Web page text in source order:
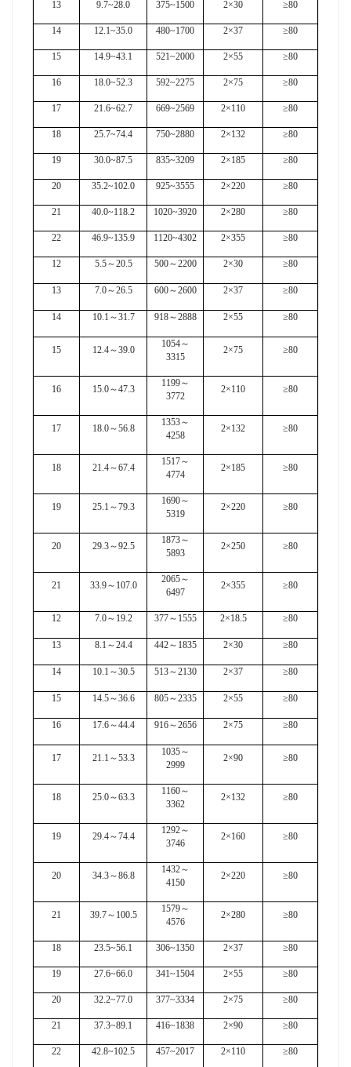
13 9.7~28.0 375~1500 2×30 ≥80
14 12.1~35.0 480~1700 2×37 ≥80
15 14.9~43.1 521~2000 2×55 ≥80
16 18.0~52.3 592~2275 2×75 ≥80
17 21.6~62.7 669~2569 2×110 ≥80
18 25.7~74.4 750~2880 2×132 ≥80
19 30.0~87.5 835~3209 2×185 ≥80
20 35.2~102.0 925~3555 2×220 ≥80
21 40.0~118.2 1020~3920 2×280 ≥80
22 46.9~135.9 1120~4302 2×355 ≥80
12 5.5～20.5 500～2200 2×30 ≥80
13 7.0～26.5 600～2600 2×37 ≥80
14 10.1 ～31.7 918～2888 2×55 ≥80
15 12.4～39.0
1054～
3315
2×75 ≥80
16 15.0～47.3
1199～
3772
2×110 ≥80
17 18.0～56.8
1353～
4258
2×132 ≥80
18 21.4～67.4
1517～
4774
2×185 ≥80
19 25.1 ～79.3
1690～
5319
2×220 ≥80
20 29.3～92.5
1873～
5893
2×250 ≥80
21 33.9～ 107.0
2065～
6497
2×355 ≥80
12 7.0～ 19.2 377～ 1555 2×18.5 ≥80
13 8.1 ～24.4 442～ 1835 2×30 ≥80
14 10.1 ～30.5 513～2130 2×37 ≥80
15 14.5～36.6 805～2335 2×55 ≥80
16 17.6～44.4 916～2656 2×75 ≥80
17 21.1 ～53.3
1035～
2999
2×90 ≥80
18 25.0～63.3
1160～
3362
2×132 ≥80
19 29.4～74.4
1292～
3746
2×160 ≥80
20 34.3～86.8
1432～
4150
2×220 ≥80
21 39.7～ 100.5
1579～
4576
2×280 ≥80
18 23.5~56.1 306~1350 2×37 ≥80
19 27.6~66.0 341~1504 2×55 ≥80
20 32.2~77.0 377~3334 2×75 ≥80
21 37.3~89.1 416~1838 2×90 ≥80
22 42.8~102.5 457~2017 2×110 ≥80